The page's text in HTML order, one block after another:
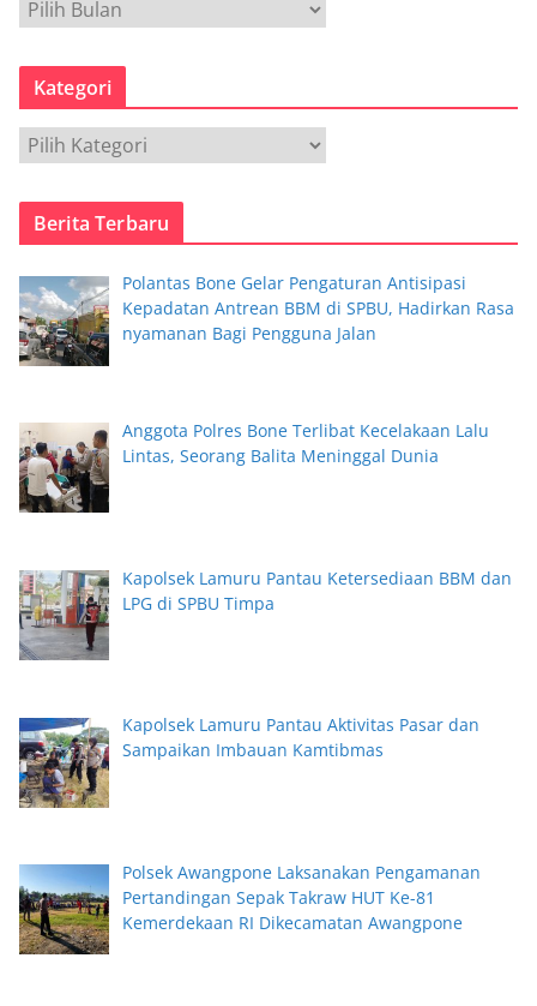
s
p
Kategori
t
o
r
i
Berita Terbaru
Polantas Bone Gelar Pengaturan Antisipasi
Kepadatan Antrean BBM di SPBU, Hadirkan Rasa
nyamanan Bagi Pengguna Jalan
Anggota Polres Bone Terlibat Kecelakaan Lalu
Lintas, Seorang Balita Meninggal Dunia
Kapolsek Lamuru Pantau Ketersediaan BBM dan
LPG di SPBU Timpa
Kapolsek Lamuru Pantau Aktivitas Pasar dan
Sampaikan Imbauan Kamtibmas
Polsek Awangpone Laksanakan Pengamanan
Pertandingan Sepak Takraw HUT Ke-81
Kemerdekaan RI Dikecamatan Awangpone